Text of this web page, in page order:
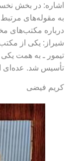
اشاره: در بخش
به مقوله‌های
درباره مكتب‌های
شيراز: يكی از
تيمور ـ به همت يكی
تأسيس شد. عده‌ای
كريم فيضی